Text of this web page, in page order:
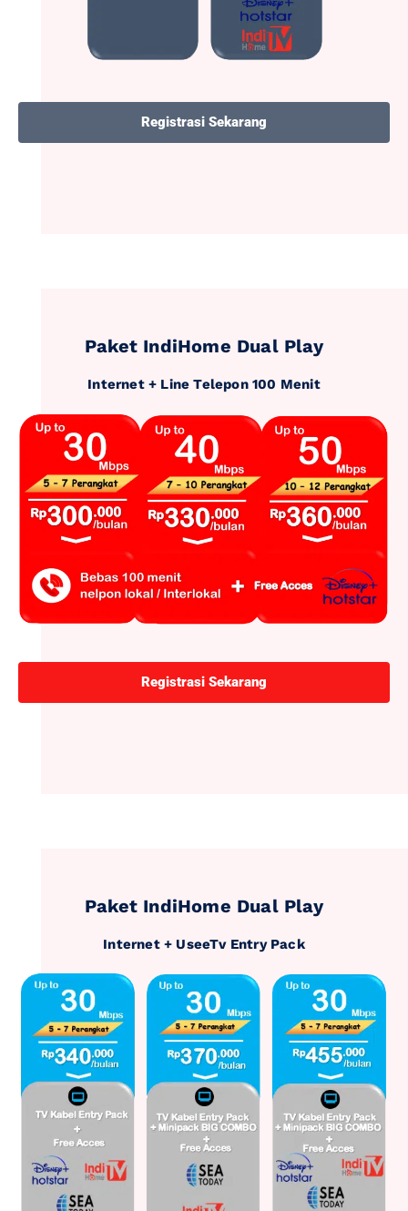
Registrasi Sekarang
Paket IndiHome Dual Play
Internet + Line Telepon 100 Menit
Registrasi Sekarang
Paket IndiHome Dual Play
Internet + UseeTv Entry Pack